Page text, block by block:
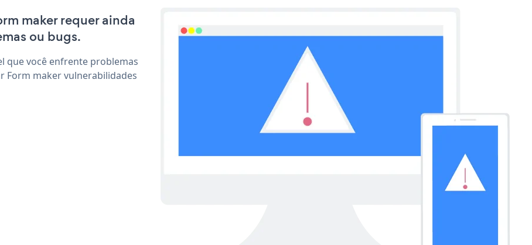
maker requer ainda
ou bugs.
que você enfrente problemas
Form maker vulnerabilidades